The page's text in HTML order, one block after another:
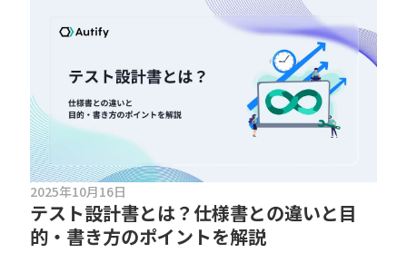
2025年10月16日
テスト設計書とは？仕様書との違いと目
的・書き方のポイントを解説